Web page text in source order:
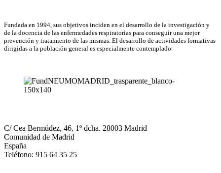
Fundada en 1994, sus objetivos inciden en el desarrollo de la investigación y
de la docencia de las enfermedades respiratorias para conseguir una mejor
prevención y tratamiento de las mismas. El desarrollo de actividades formativas
dirigidas a la población general es especialmente contemplado.
C/ Cea Bermúdez, 46, 1º dcha. 28003 Madrid
Comunidad de Madrid
España
Teléfono: 915 64 35 25